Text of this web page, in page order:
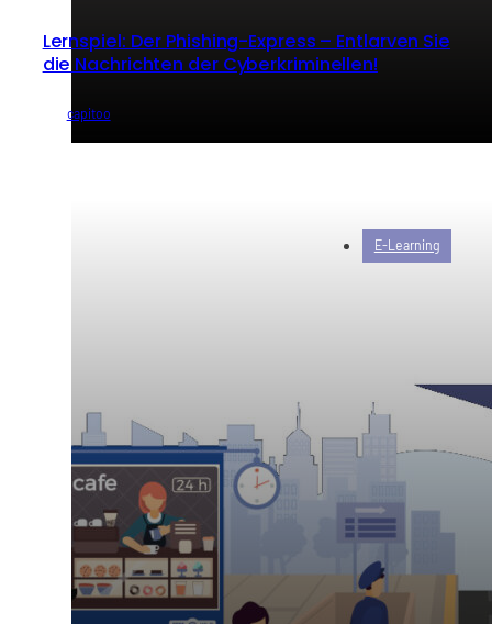
Lernspiel: Der Phishing-Express – Entlarven Sie
die Nachrichten der Cyberkriminellen!
capitoo
E-Learning